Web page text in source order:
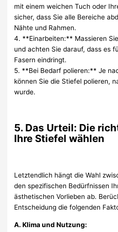
mit einem weichen Tuch oder
sicher, dass Sie alle Bereiche
Nähte und Rahmen.
4. **Einarbeiten:** Massieren
und achten Sie darauf, dass es
Fasern eindringt.
5. **Bei Bedarf polieren:** Je
können Sie die Stiefel polieren,
wurde.
5. Das Urteil: Die
Ihre Stiefel wählen
Letztendlich hängt die Wahl
den spezifischen Bedürfnissen
ästhetischen Vorlieben ab.
Entscheidung die folgenden
A. Klima und Nutzung: